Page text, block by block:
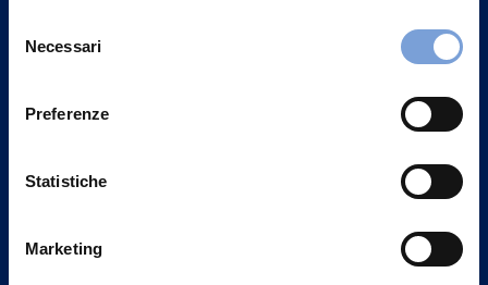
può trovare nel footer del sito nella sezione "Informativa
delNecessari
Preferenze
Statistiche
Marketing